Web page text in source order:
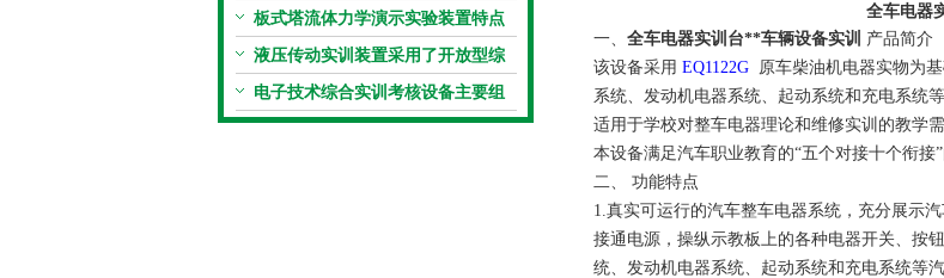
板式塔流体力学演示实验装置特点
液压传动实训装置采用了开放型综
合实验台结构
电子技术综合实训考核设备主要组
成部分
全车电器
一、 全车电器实训台**车辆设备实训 产品简介
该设备采用 EQ1122G 原车柴油机电器实物为
系统、发动机电器系统、起动系统和充电系统
适用于学校对整车电器理论和维修实训的教学需
本设备满足汽车职业教育的“五个对接十个衔接”
二、
功能特点
1.真实可运行的汽车整车电器系统，充分展示
接通电源，操纵示教板上的各种电器开关、按
统、发动机电器系统、起动系统和充电系统等